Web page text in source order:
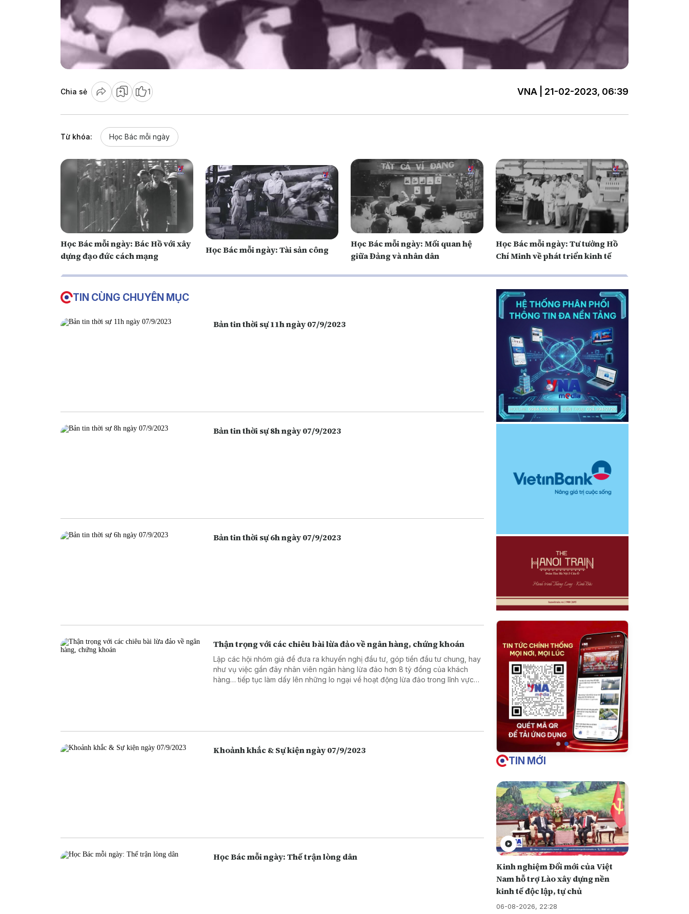
Chia sẻ 1 VNA | 21-02-2023, 06:39
Từ khóa: Học Bác mỗi ngày
Học Bác mỗi ngày: Bác Hồ với xây
dựng đạo đức cách mạng
Học Bác mỗi ngày: Tài sản công
Học Bác mỗi ngày: Mối quan hệ
giữa Đảng và nhân dân
Học Bác mỗi ngày: Tư tưởng Hồ
Chí Minh về phát triển kinh tế
TIN CÙNG CHUYÊN MỤC
Bản tin thời sự 11h ngày 07/9/2023
Bản tin thời sự 8h ngày 07/9/2023
Bản tin thời sự 6h ngày 07/9/2023
Thận trọng với các chiêu bài lừa đảo về ngân hàng, chứng khoán
Lập các hội nhóm giả để đưa ra khuyến nghị đầu tư, góp tiền đầu tư chung, hay
như vụ việc gần đây nhân viên ngân hàng lừa đảo hơn 8 tỷ đồng của khách
hàng… tiếp tục làm dấy lên những lo ngại về hoạt động lừa đảo trong lĩnh vực
Khoảnh khắc & Sự kiện ngày 07/9/2023
Học Bác mỗi ngày: Thế trận lòng dân
TIN MỚI
Kinh nghiệm Đổi mới của Việt
Nam hỗ trợ Lào xây dựng nền
kinh tế độc lập, tự chủ
06-08-2026, 22:28